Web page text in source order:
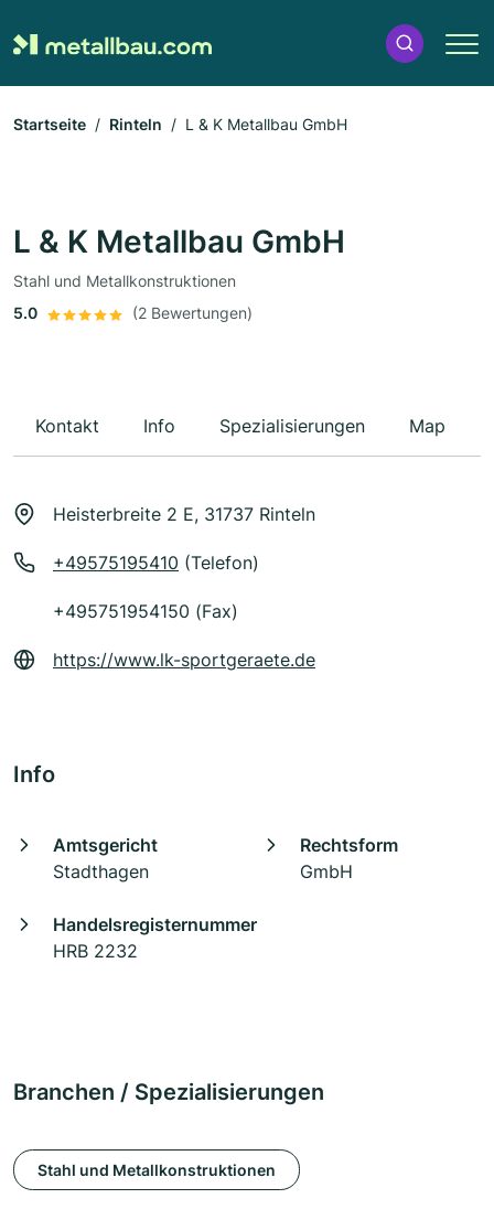
Startseite Rinteln L & K Metallbau GmbH
L & K Metallbau GmbH
Stahl und Metallkonstruktionen
5.0
(2 Bewertungen)
Kontakt Info Spezialisierungen Map
Heisterbreite 2 E, 31737 Rinteln
+49575195410 (Telefon)
+495751954150 (Fax)
https://www.lk-sportgeraete.de
Info
Amtsgericht
Stadthagen
Rechtsform
GmbH
Handelsregisternummer
HRB 2232
Branchen / Spezialisierungen
Stahl und Metallkonstruktionen